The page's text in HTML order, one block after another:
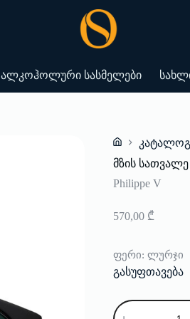
ალკოჰოლური სასმელები
Home
მზის სათვალე
Philippe V
570,00 ₾
ფერი: ლურჯი
გასუფთავება
რაოდენობა: